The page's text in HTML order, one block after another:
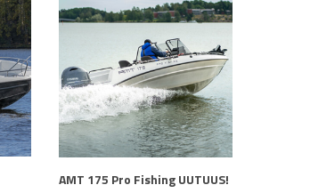
AMT 175 Pro Fishing UUTUUS!